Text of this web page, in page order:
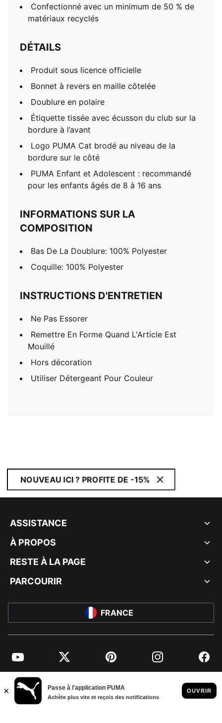
Confectionné avec un minimum de 50 % de
matériaux recyclés
DÉTAILS
Produit sous licence officielle
Bonnet à revers en maille côtelée
Doublure en polaire
Étiquette tissée avec écusson du club sur la
bordure à l’avant
Logo PUMA Cat brodé au niveau de la
bordure sur le côté
PUMA Enfant et Adolescent : recommandé
pour les enfants âgés de 8 à 16 ans
INFORMATIONS SUR LA
COMPOSITION
Bas De La Doublure: 100% Polyester
Coquille: 100% Polyester
INSTRUCTIONS D'ENTRETIEN
Ne Pas Essorer
Remettre En Forme Quand L'Article Est
Mouillé
Hors décoration
Utiliser Détergeant Pour Couleur
NOUVEAU ICI ? PROFITE DE -15%
ASSISTANCE
À PROPOS
RESTE À LA PAGE
PARCOURIR
FRANCE
YouTube Twitter Pinterest Instagram
© PUMA EUROPE GMBH, 2026. TOUS DROITS RÉSERVÉS
MENTIONS ET DONNÉES LÉGALES